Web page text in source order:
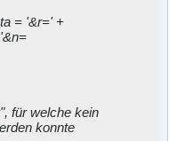
= '&r=' +
für welche kein
konnte